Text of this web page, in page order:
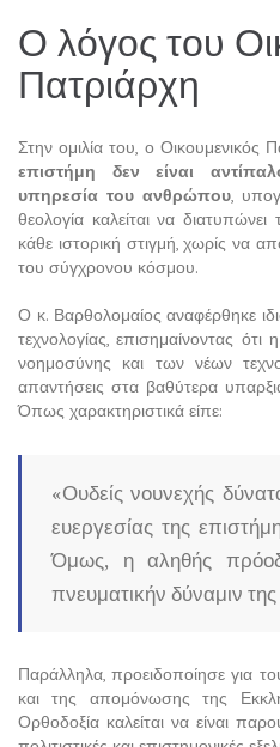
Ο λόγος του
Πατριάρχη
Στην ομιλία του, ο Οικουμενικός
επιστήμη δεν είναι
υπηρεσία του ανθρώπου,
θεολογία καλείται να
κάθε ιστορική στιγμή, χωρίς να
του σύγχρονου κόσμου.
Ο κ. Βαρθολομαίος αναφέρθηκε
τεχνολογίας, επισημαίνοντας
νοημοσύνης και των νέων
απαντήσεις στα βαθύτερα
Όπως χαρακτηριστικά είπε:
«Ουδείς νουνεχής
ευεργεσίας της
Όμως, η αληθής
πνευματικήν δύναμιν
Παράλληλα, προειδοποίησε για
και της απομόνωσης της
Ορθοδοξία καλείται να είναι